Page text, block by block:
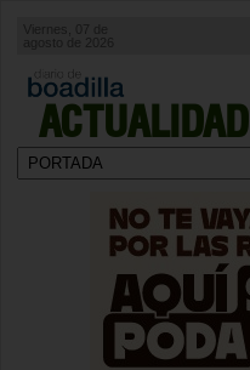
ACTUALIDAD
agosto de 2026